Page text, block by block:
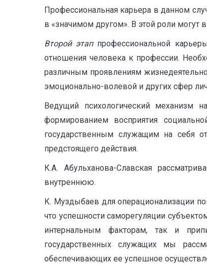
Профессиональная карьера в данном
в «значимом другом». В этой роли могут
Второй этап профессиональной
отношения человека к профессии.
различным проявлениям
эмоционально-волевой и других сфер
Ведущий психологический механизм
формированием восприятия
государственным служащим на себя
предстоящего действия.
К.А. Абульханова-Славская
внутреннюю.
К. Муздыбаев для операционализации
что успешности саморегуляции
интернальным факторам, так и
государственных служащих мы
обеспечивающих ее успешное